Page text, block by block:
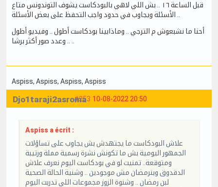
قبل الساعة ١٦ .. بش اللي لاهي بالبودكاست يشوف التوندونس متاع
الأسئلة ويجاوب في حدود واجب التحفظ على بعض الأسئلة ..
أحنا ما نشبعوش م الترجي .. وماذابينا بودكاست أطول .. وفيديو أطول
.. وعدد صور أكثر برشا ..
Aspiss, Aspiss, Aspiss, Aspiss
#253 10-08-2022 20:50
Djo1taraji2asroma
Aspiss a écrit :
علاش البودكاست ما يجتهدش بش يجاوب على تساؤلات
الجمهور اليومية بش ما تكونش نشرة رسمية مملة ورتيبة
ومتوقعة.. تمنيت لو في بودكاست اليوم نعرف علاش
الدقدوق وبنرمضان مش موجودين .. وشنية الحالة الصحية
لبن رمضان .. وشنوة الزوز مجموعات اللي تدربت اليوم